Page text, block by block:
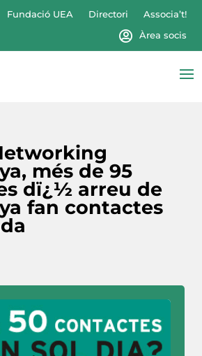
Fundació UEA Directori
Associa’t!
Àrea socis
més de 95
dï¿½ arreu de
fan contactes